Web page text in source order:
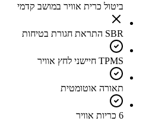
ביטול כרית אוויר במושב קדמי
SBR התראת חגורת בטיחות
TPMS חיישני לחץ אוויר
תאורה אוטומטית
6 כריות אוויר